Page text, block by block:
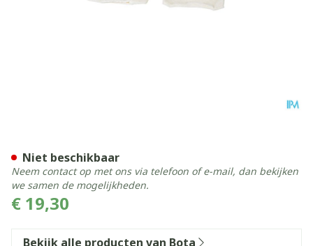
€ 19,30
Niet beschikbaar
Neem contact op met ons via telefoon of e-mail, dan bekijken
we samen de mogelijkheden.
Bekijk alle producten van Bota